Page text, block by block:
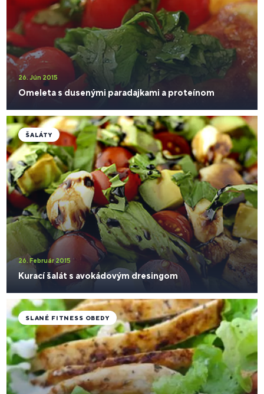
26. Jún 2015
Omeleta s dusenými paradajkami a proteínom
26. Február 2015
Kurací šalát s avokádovým dresingom
ŠALÁTY
SLANÉ FITNESS OBEDY